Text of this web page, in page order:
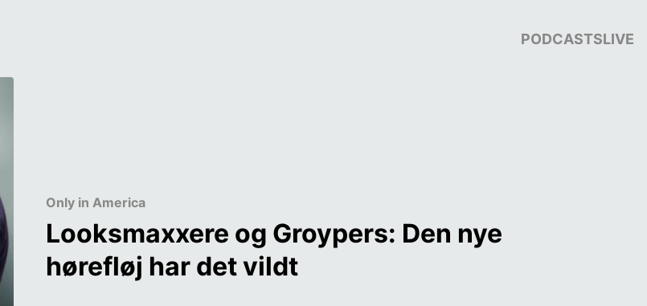
PODCASTSLIVE
Only in America
Looksmaxxere og Groypers: Den nye
hørefløj har det vildt